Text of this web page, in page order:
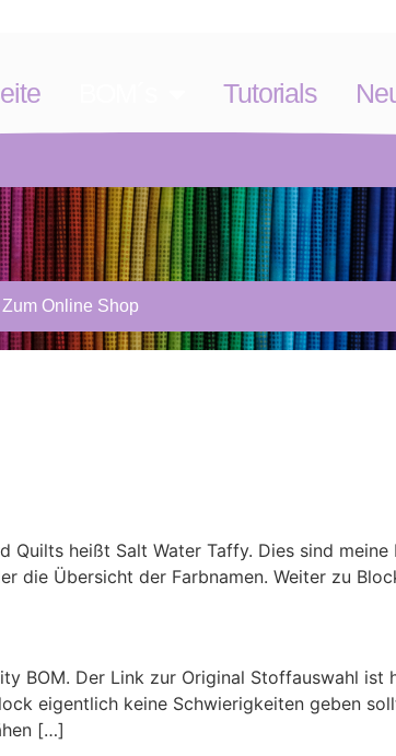
Tutorials
Zum Online Shop
Quilts heißt Salt Water Taffy. Dies sind
die Übersicht der Farbnamen. Weiter zu
BOM. Der Link zur Original Stoffauswahl
eigentlich keine Schwierigkeiten geben
[…]